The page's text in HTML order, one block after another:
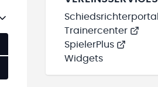
Schiedsrichterportal
Trainercenter
SpielerPlus
Widgets